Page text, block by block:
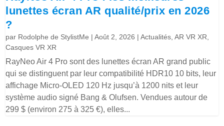
lunettes écran AR qualité/prix en 2026
?
par Rodolphe de StylistMe |Août 2, 2026 |Actualités ,AR VR XR
Casques VR XR
RayNeo Air 4 Pro sont des lunettes écran AR grand public
qui se distinguent par leur compatibilité HDR10 10 bits, leur
affichage Micro-OLED 120 Hz jusqu’à 1200 nits et leur
système audio signé Bang & Olufsen. Vendues autour de
299 $ (environ 275 à 325 €), elles...